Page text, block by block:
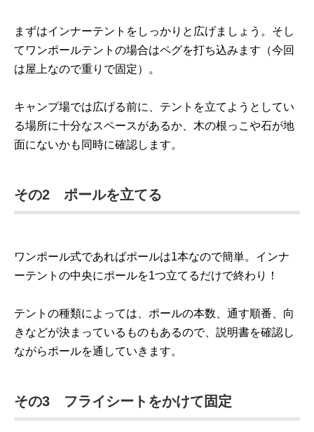
まずはインナーテントをしっかりと広げましょう。そし
てワンポールテントの場合はペグを打ち込みます（今回
は屋上なので重りで固定）。
キャンプ場では広げる前に、テントを立てようとしてい
る場所に十分なスペースがあるか、木の根っこや石が地
面にないかも同時に確認します。
その2 ポールを立てる
ワンポール式であればポールは1本なので簡単。インナ
ーテントの中央にポールを1つ立てるだけで終わり！
テントの種類によっては、ポールの本数、通す順番、向
きなどが決まっているものもあるので、説明書を確認し
ながらポールを通していきます。
その3 フライシートをかけて固定